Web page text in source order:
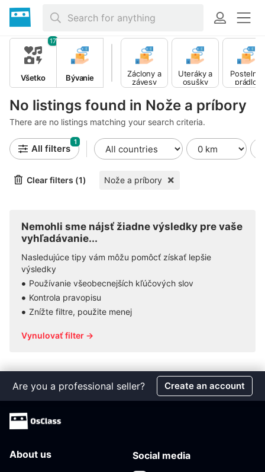
No listings found in Nože a príbory
There are no listings matching your search criteria.
Všetko
17
Bývanie
Záclony a
závesy
Uteráky a
osušky
Postelné
prádlo
All filters
1
Clear filters (1) Nože a príbory
Nemohli sme nájsť žiadne výsledky pre vaše
vyhľadávanie...
Nasledujúce tipy vám môžu pomôcť získať lepšie
výsledky
Používanie všeobecnejších kľúčových slov
Kontrola pravopisu
Znížte filtre, použite menej
Vynulovať filter →
Are you a professional seller? Create an account
About us Social media